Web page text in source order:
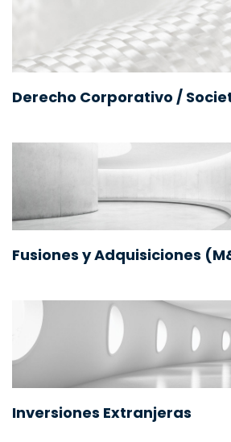
Derecho Corporativo /
Fusiones y Adquisiciones
Inversiones Extranjeras